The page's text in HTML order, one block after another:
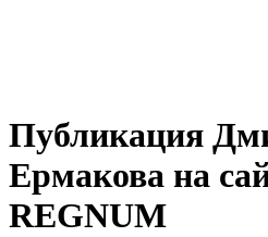
Публикация
Ермакова на
REGNUM